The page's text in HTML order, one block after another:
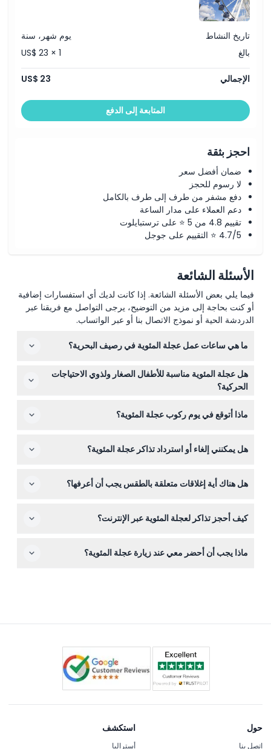
تاريخ النشاط
يوم شهر، سنة
بالغ
US$ 23 × 1
الإجمالي US$ 23
المتابعة إلى الدفع
احجز بثقة
ضمان أفضل سعر
لا رسوم للحجز
دفع مشفر من طرف إلى طرف بالكامل
دعم العملاء على مدار الساعة
تقييم 4.8 من 5 ⭐ على ترستبايلوت
4.7/5 ⭐ التقييم على جوجل
الأسئلة الشائعة
فيما يلي بعض الأسئلة الشائعة. إذا كانت لديك أي استفسارات إضافية
أو كنت بحاجة إلى مزيد من التوضيح، يرجى التواصل مع فريقنا عبر
الدردشة الحية أو نموذج الاتصال بنا أو عبر الواتساب.
ما هي ساعات عمل عجلة المئوية في رصيف البحرية؟
إلى 20:00، ومن الجمعة إلى السبت من الساعة 11:00 إلى
الأوقات - يرجى التأكد عند الحجز).
هل عجلة المئوية مناسبة للأطفال الصغار ولذوي الاحتياجات
الحركية؟
مناسبة للعديد من الزوار ذوي الاحتياجات الحركية.
ماذا أتوقع في يوم ركوب عجلة المئوية؟
تكييف في الصيف وتدفئة في الشتاء، تقدم مناظر خلابة بزاوية
هل يمكنني إلغاء أو استرداد تذاكر عجلة المئوية؟
استخدامها في التاريخ والوقت المحجوزين.
هل هناك أية إغلاقات متعلقة بالطقس يجب أن أعرفها؟
الرياح الشديدة، أو البرد القارس لضمان سلامة الجميع.
كيف أحجز تذاكر لعجلة المئوية عبر الإنترنت؟
باختيار التاريخ والوقت المفضل لديك وإكمال الدفع بأمان.
ماذا يجب أن أحضر معي عند زيارة عجلة المئوية؟
حول
اتصل بنا
استكشف
أستراليا